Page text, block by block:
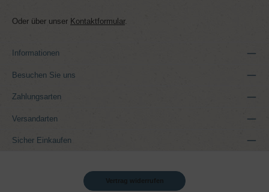
Informationen
Oder über unser Kontaktformular.
Besuchen Sie uns
Zahlungsarten
Versandarten
Sicher Einkaufen
Vertrag widerrufen